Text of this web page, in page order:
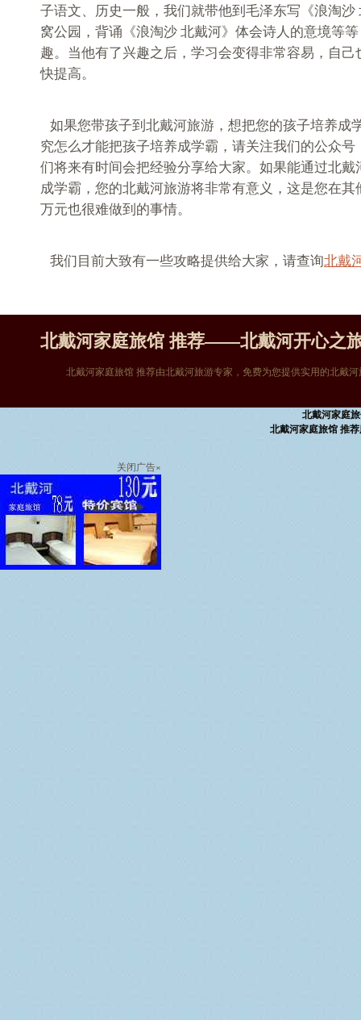
子语文、历史一般，我们就带他到毛泽东写《浪淘
窝公园，背诵《浪淘沙 北戴河》体会诗人的意境等
趣。当他有了兴趣之后，学习会变得非常容易，自
快提高。
如果您带孩子到北戴河旅游，想把您的孩子培养成
究怎么才能把孩子培养成学霸，请关注我们的公众
们将来有时间会把经验分享给大家。如果能通过北
成学霸，您的北戴河旅游将非常有意义，这是您在
万元也很难做到的事情。
我们目前大致有一些攻略提供给大家，请查询北戴
北戴河家庭旅馆 推荐——北戴河开心之
北戴河家庭旅馆 推荐由北戴河旅游专家，免费为您提供实用的北戴河
北戴河家庭
北戴河家庭旅馆
关闭广告×